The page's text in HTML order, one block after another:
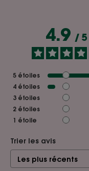
4.9 / 5
5 étoiles
4 étoiles
3 étoiles
2 étoiles
1 étoile
Trier les avis